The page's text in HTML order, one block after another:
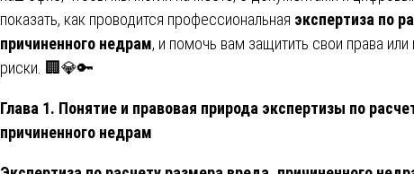
показать, как проводится профессиональная экспертиза по
причиненного недрам, и помочь вам защитить свои права
риски. 🏢💎🔑
Глава 1. Понятие и правовая природа экспертизы по
причиненного недрам